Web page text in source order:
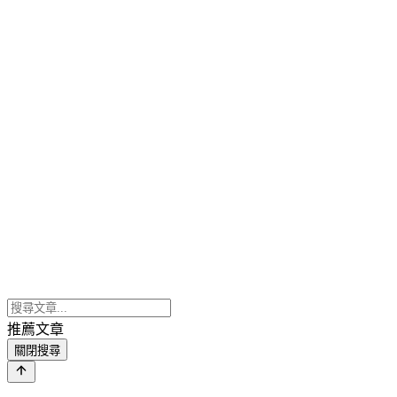
推薦文章
關閉搜尋